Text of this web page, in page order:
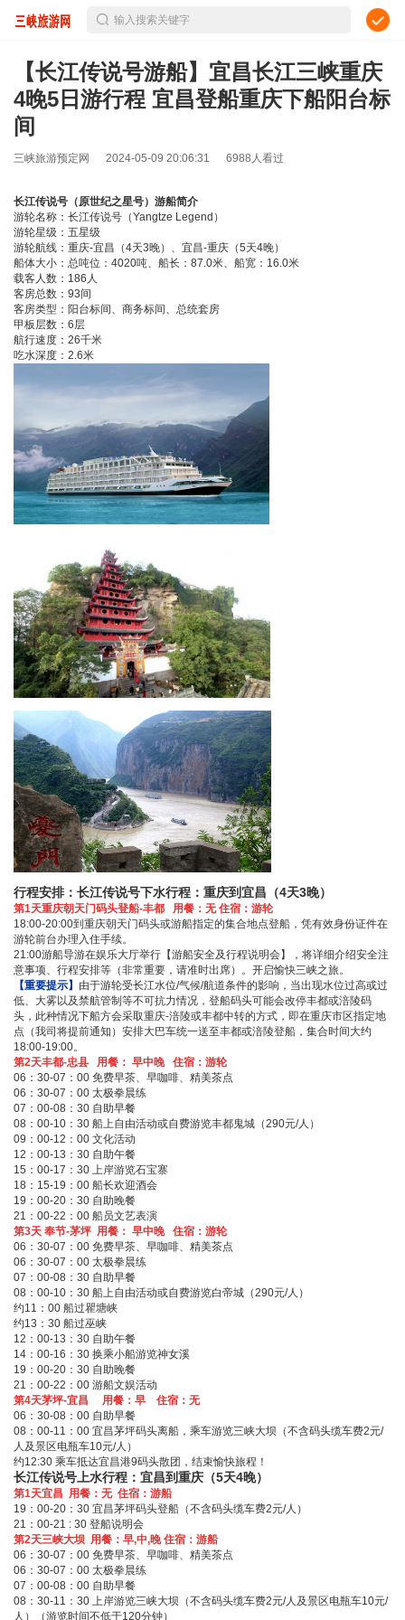
输入搜索关键字
【长江传说号游船】宜昌长江三峡重庆
4晚5日游行程 宜昌登船重庆下船阳台标
间
三峡旅游预定网 2024-05-09 20:06:31 6988人看过
长江传说号（原世纪之星号）游船简介
游轮名称：长江传说号（Yangtze Legend）
游轮星级：五星级
游轮航线：重庆-宜昌（4天3晚）、宜昌-重庆（5天4晚）
船体大小：总吨位：4020吨、船长：87.0米、船宽：16.0米
载客人数：186人
客房总数：93间
客房类型：阳台标间、商务标间、总统套房
甲板层数：6层
航行速度：26千米
吃水深度：2.6米
行程安排： 长江传说号下水行程：重庆到宜昌（4天3晚）
第1天重庆朝天门码头登船-丰都 用餐：无 住宿：游轮
18:00-20:00到重庆朝天门码头或游船指定的集合地点登船，凭有效身份证件在
游轮前台办理入住手续。
21:00游船导游在娱乐大厅举行【游船安全及行程说明会】，将详细介绍安全注
意事项、行程安排等（非常重要，请准时出席）。开启愉快三峡之旅。
【重要提示】 由于游轮受长江水位/气候/航道条件的影响，当出现水位过高或过
低、大雾以及禁航管制等不可抗力情况，登船码头可能会改停丰都或涪陵码
头，此种情况下船方会采取重庆-涪陵或丰都中转的方式，即在重庆市区指定地
点（我司将提前通知）安排大巴车统一送至丰都或涪陵登船，集合时间大约
18:00-19:00。
第2天丰都-忠县 用餐： 早中晚 住宿：游轮
06：30-07：00 免费早茶、早咖啡、精美茶点
06：30-07：00 太极拳晨练
07：00-08：30 自助早餐
08：00-10：30 船上自由活动或自费游览丰都鬼城（290元/人）
09：00-12：00 文化活动
12：00-13：30 自助午餐
15：00-17：30 上岸游览石宝寨
18：15-19：00 船长欢迎酒会
19：00-20：30 自助晚餐
21：00-22：00 船员文艺表演
第3天 奉节-茅坪 用餐： 早中晚 住宿：游轮
06：30-07：00 免费早茶、早咖啡、精美茶点
06：30-07：00 太极拳晨练
07：00-08：30 自助早餐
08：00-10：30 船上自由活动或自费游览白帝城（290元/人）
约11：00 船过瞿塘峡
约13：30 船过巫峡
12：00-13：30 自助午餐
14：00-16：30 换乘小船游览神女溪
19：00-20：30 自助晚餐
21：00-22：00 游船文娱活动
第4天茅坪-宜昌 用餐：早 住宿：无
06：30-08：00 自助早餐
08：00-11：00 宜昌茅坪码头离船，乘车游览三峡大坝（不含码头缆车费2元/
人及景区电瓶车10元/人）
约12:30 乘车抵达宜昌港9码头散团，结束愉快旅程！
长江传说号上水行程：宜昌到重庆（5天4晚）
第1天宜昌 用餐：无 住宿：游船
19：00-20：30 宜昌茅坪码头登船（不含码头缆车费2元/人）
21：00-21 : 30 登船说明会
第2天三峡大坝 用餐：早,中,晚 住宿：游船
06：30-07：00 免费早茶、早咖啡、精美茶点
06：30-07：00 太极拳晨练
07：00-08：00 自助早餐
08：30-11：30 上岸游览三峡大坝（不含码头缆车费2元/人及景区电瓶车10元/
人）（游览时间不低于120分钟）